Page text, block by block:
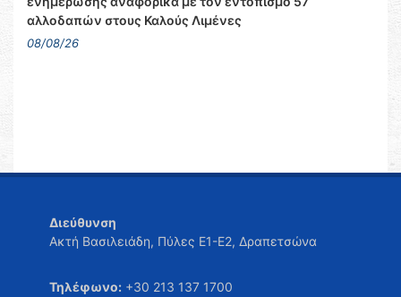
αλλοδαπών στους Καλούς Λιμένες
08/08/26
Διεύθυνση
Ακτή Βασιλειάδη, Πύλες Ε1-Ε2, Δραπετσώνα
Τηλέφωνο: +30 213 137 1700